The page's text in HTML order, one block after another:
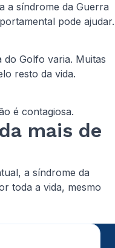
a síndrome da Guerra
pode ajudar.
Golfo varia. Muitas
resto da vida.
é contagiosa.
mais de
a síndrome da
toda a vida, mesmo